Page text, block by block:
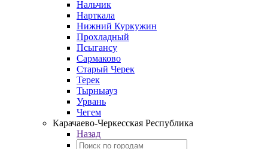
Нальчик
Нарткала
Нижний Куркужин
Прохладный
Псыгансу
Сармаково
Старый Черек
Терек
Тырныауз
Урвань
Чегем
Карачаево-Черкесская Республика
Назад